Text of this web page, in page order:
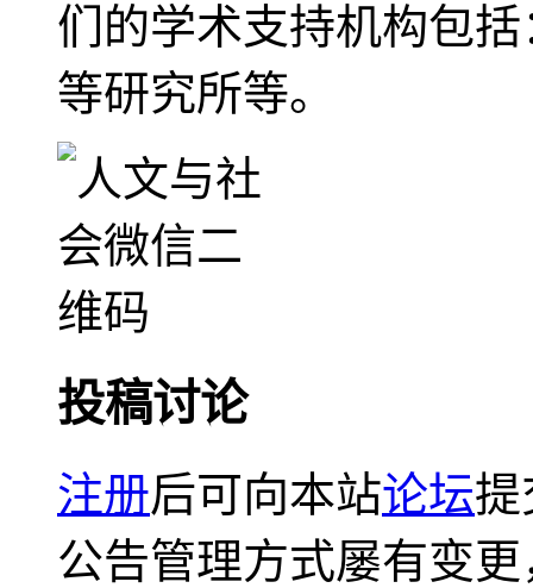
们的学术支持机构包
等研究所等。
投稿讨论
注册后可向本站论坛提
公告管理方式屡有变